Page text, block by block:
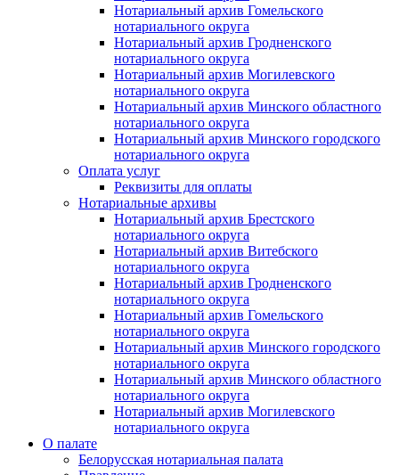
Нотариальный архив Гомельского
нотариального округа
Нотариальный архив Гродненского
нотариального округа
Нотариальный архив Могилевского
нотариального округа
Нотариальный архив Минского областного
нотариального округа
Нотариальный архив Минского городского
нотариального округа
Оплата услуг
Реквизиты для оплаты
Нотариальные архивы
Нотариальный архив Брестского
нотариального округа
Нотариальный архив Витебского
нотариального округа
Нотариальный архив Гродненского
нотариального округа
Нотариальный архив Гомельского
нотариального округа
Нотариальный архив Минского городского
нотариального округа
Нотариальный архив Минского областного
нотариального округа
Нотариальный архив Могилевского
нотариального округа
О палате
Белорусская нотариальная палата